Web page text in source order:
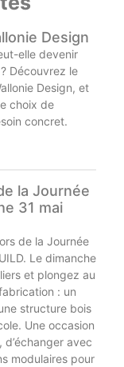
Design
elle devenir
Découvrez le
Design, et
choix de
concret.
la Journée
31 mai
de la Journée
Le dimanche
et plongez au
: un
structure bois
Une occasion
avec
modulaires pour